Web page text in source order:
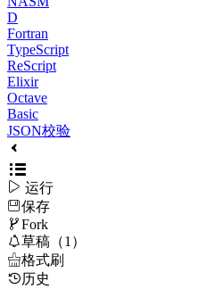
D
Fortran
TypeScript
ReScript
Elixir
Octave
Basic
JSON校验
 运行
保存
Fork
草稿（1）
格式刷
历史